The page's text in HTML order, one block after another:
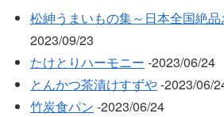
松紳うまいもの集～日本全国絶
2023/09/23
たけとりハーモニー ‐2023/06/24
とんかつ茶漬けすずや‐2023/06/
竹炭食パン ‐2023/06/24